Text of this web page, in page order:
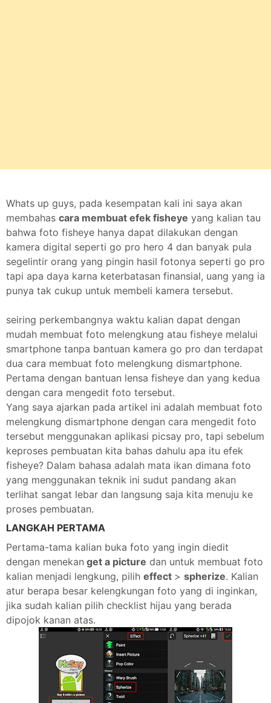
Whats up guys, pada kesempatan kali ini saya akan
membahas cara membuat efek fisheye yang kalian tau
bahwa foto fisheye hanya dapat dilakukan dengan
kamera digital seperti go pro hero 4 dan banyak pula
segelintir orang yang pingin hasil fotonya seperti go pro
tapi apa daya karna keterbatasan finansial, uang yang ia
punya tak cukup untuk membeli kamera tersebut.
seiring perkembangnya waktu kalian dapat dengan
mudah membuat foto melengkung atau fisheye melalui
smartphone tanpa bantuan kamera go pro dan terdapat
dua cara membuat foto melengkung dismartphone.
Pertama dengan bantuan lensa fisheye dan yang kedua
dengan cara mengedit foto tersebut.
Yang saya ajarkan pada artikel ini adalah membuat foto
melengkung dismartphone dengan cara mengedit foto
tersebut menggunakan aplikasi picsay pro, tapi sebelum
keproses pembuatan kita bahas dahulu apa itu efek
fisheye? Dalam bahasa adalah mata ikan dimana foto
yang menggunakan teknik ini sudut pandang akan
terlihat sangat lebar dan langsung saja kita menuju ke
proses pembuatan.
LANGKAH PERTAMA
Pertama-tama kalian buka foto yang ingin diedit
dengan menekan get a picture dan untuk membuat foto
kalian menjadi lengkung, pilih effect > spherize. Kalian
atur berapa besar kelengkungan foto yang di inginkan,
jika sudah kalian pilih checklist hijau yang berada
dipojok kanan atas.